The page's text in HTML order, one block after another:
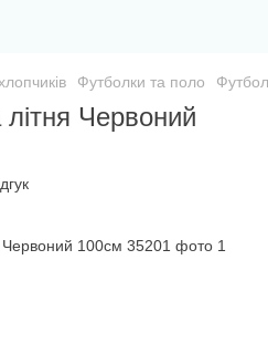
Футболки та поло
Червоний